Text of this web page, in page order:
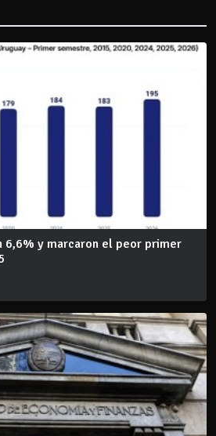
6,6% y marcaron el peor primer